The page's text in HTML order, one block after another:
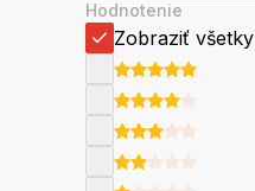
Hodnotenie
Zobraziť všetky